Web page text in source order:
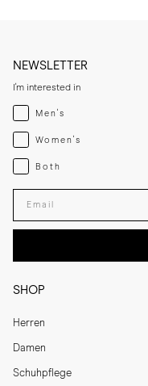
SHOP
Herren
Damen
Schuhpflege
NEWSLETTER
I'm interested in
Menswear
Men's
Womenswear
Women's
Both
Both
Enter your email adress